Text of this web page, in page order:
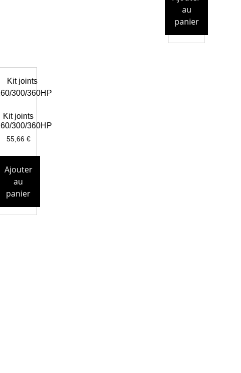
au
panier
Kit joints
300/360HP
55,66 €
Ajouter
au
panier